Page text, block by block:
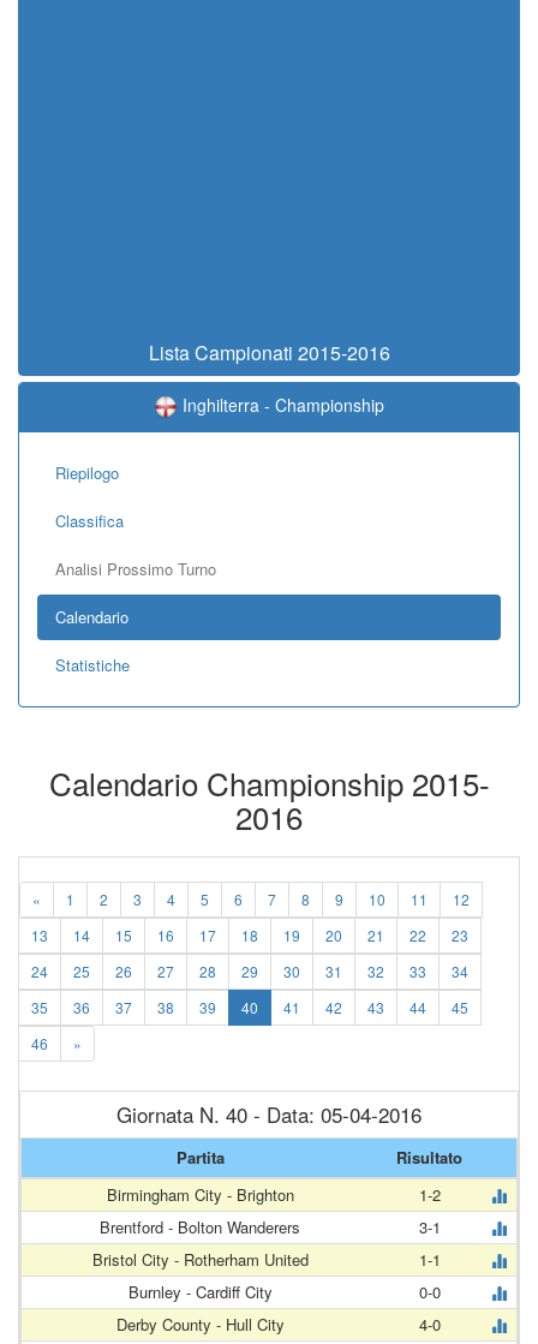
Lista Campionati 2015-2016
Inghilterra - Championship
Riepilogo
Classifica
Analisi Prossimo Turno
Calendario
Statistiche
Calendario Championship 2015-
2016
« 1 2 3 4 5 6 7 8 9 10 11
12
13
14 15 16 17 18 19 20 21 22
23
24
25 26 27 28 29 30 31 32 33
34
35
36 37 38 39 40 41 42 43 44
45
46
»
Giornata N. 40 - Data: 05-04-2016
Partita
Risultato
Birmingham City - Brighton
1-2
Brentford - Bolton Wanderers
3-1
Bristol City - Rotherham United
1-1
Burnley - Cardiff City
0-0
Derby County - Hull City
4-0